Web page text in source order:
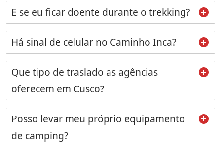
E se eu ficar doente durante o trekking?
Há sinal de celular no Caminho Inca?
Que tipo de traslado as agências
oferecem em Cusco?
Posso levar meu próprio equipamento
de camping?